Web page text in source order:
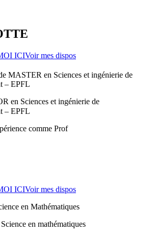
ICIVoir mes dispos
MASTER en Sciences et ingénierie de
– EPFL
en Sciences et ingénierie de
– EPFL
comme Prof
ICIVoir mes dispos
en Mathématiques
en mathématiques